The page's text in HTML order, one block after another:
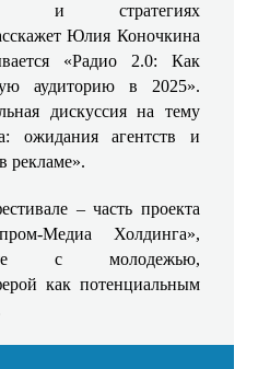
и стратегиях
Юлия Коночкина
«Радио 2.0: Как
аудиторию в 2025».
дискуссия на тему
ожидания агентств и
рекламе».
– часть проекта
Медиа Холдинга»,
с молодежью,
как потенциальным